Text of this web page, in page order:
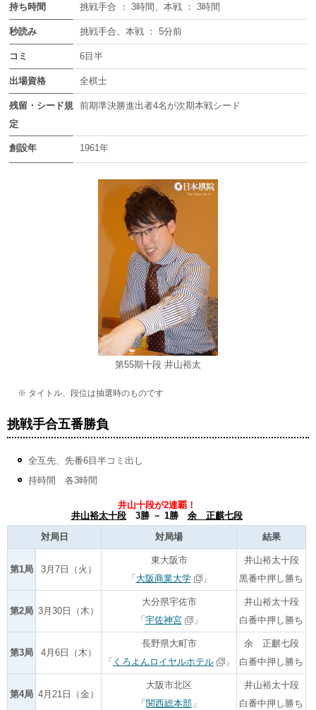
持ち時間 挑戦手合 ： 3時間、本戦 ： 3時間
秒読み 挑戦手合、本戦 ： 5分前
コミ 6目半
出場資格 全棋士
残留・シード規
定
前期準決勝進出者4名が次期本戦シード
創設年 1961年
第55期十段 井山裕太
※ タイトル、段位は抽選時のものです
挑戦手合五番勝負
全互先、先番6目半コミ出し
持時間 各3時間
井山十段が2連覇！
井山裕太十段3勝 － 1勝 余 正麒七段
対局日 対局場 結果
第1局 3月7日（火）
東大阪市
「 大阪商業大学 」
井山裕太十段
黒番中押し勝ち
第2局 3月30日（木）
大分県宇佐市
「 宇佐神宮 」
井山裕太十段
白番中押し勝ち
第3局 4月6日（木）
長野県大町市
「 くろよんロイヤルホテル 」
余 正麒七段
白番中押し勝ち
第4局 4月21日（金）
大阪市北区
「 関西総本部 」
井山裕太十段
白番中押し勝ち